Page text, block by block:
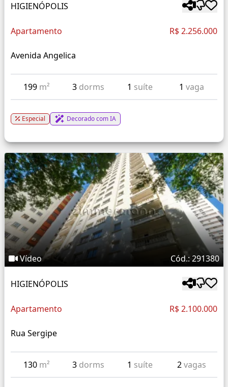
HIGIENÓPOLIS
Apartamento R$ 2.256.000
Avenida Angelica
199 m² 3 dorms 1 suíte 1 vaga
Especial Decorado com IA
Vídeo Cód.: 291380
HIGIENÓPOLIS
Apartamento R$ 2.100.000
Rua Sergipe
130 m² 3 dorms 1 suíte 2vagas